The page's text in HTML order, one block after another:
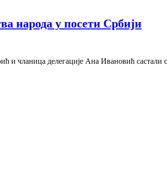
народа у посети Србији
и чланица делегације Ана Ивановић састали